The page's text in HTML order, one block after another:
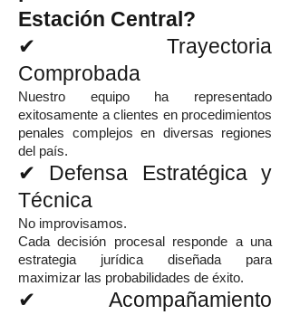
Estación Central?
✔ Trayectoria
Comprobada
Nuestro equipo ha representado
exitosamente a clientes en procedimientos
penales complejos en diversas regiones
del país.
✔ Defensa Estratégica y
Técnica
No improvisamos.
Cada decisión procesal responde a una
estrategia jurídica diseñada para
maximizar las probabilidades de éxito.
✔ Acompañamiento